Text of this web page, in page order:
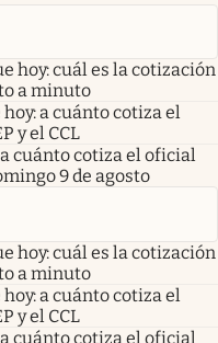
hoy: cuál es la cotización
a minuto
a cuánto cotiza el
y el CCL
cuánto cotiza el oficial
9 de agosto
hoy: cuál es la cotización
a minuto
a cuánto cotiza el
y el CCL
cuánto cotiza el oficial